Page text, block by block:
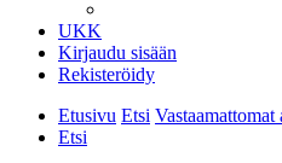
UKK
Kirjaudu sisään
Rekisteröidy
Etusivu Etsi Vastaamattomat
Etsi